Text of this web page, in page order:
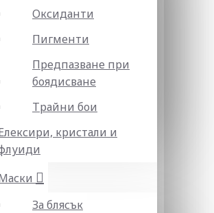
Оксиданти
Пигменти
Предпазване при
боядисване
Трайни бои
кристали и
За блясък